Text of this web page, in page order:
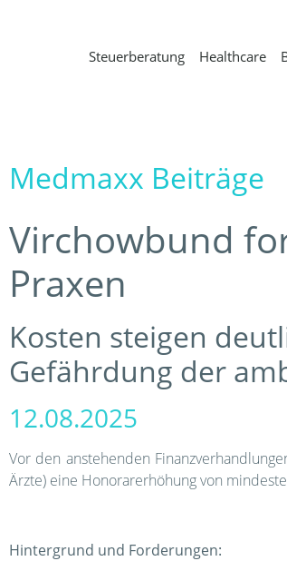
Steuerberatung Healthcare
Medmaxx Beiträge
Virchowbund
Praxen
Kosten steigen
Gefährdung der
12.08.2025
Vor den anstehenden
Ärzte) eine Honorarerhöhung von
Hintergrund und Forderungen: